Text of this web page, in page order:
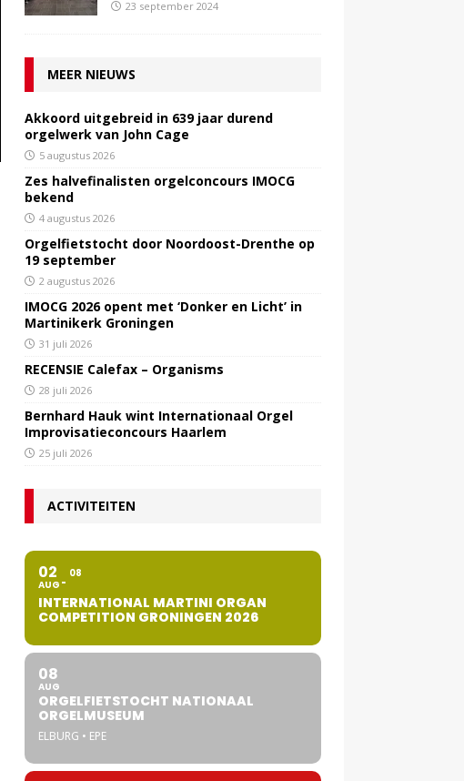
23 september 2024
MEER NIEUWS
Akkoord uitgebreid in 639 jaar durend
orgelwerk van John Cage
5 augustus 2026
Zes halvefinalisten orgelconcours IMOCG
bekend
4 augustus 2026
Orgelfietstocht door Noordoost-Drenthe op
19 september
2 augustus 2026
IMOCG 2026 opent met ‘Donker en Licht’ in
Martinikerk Groningen
31 juli 2026
RECENSIE Calefax – Organisms
28 juli 2026
Bernhard Hauk wint Internationaal Orgel
Improvisatieconcours Haarlem
25 juli 2026
ACTIVITEITEN
02
AUG
08
INTERNATIONAL MARTINI ORGAN
COMPETITION GRONINGEN 2026
08
AUG
ORGELFIETSTOCHT NATIONAAL
ORGELMUSEUM
ELBURG • EPE